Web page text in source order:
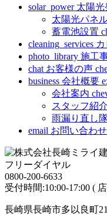
solar_power 太陽光
太陽光パネ
蓄電池設置
cleaning_services
photo_library 施工
chat お客様の声
business 会社概要
会社案内
スタッフ紹介
雨漏り直し
email お問い合わせ
フリーダイヤル
0800-200-6633
受付時間:10:00-17:00 (
長崎県長崎市多以良町